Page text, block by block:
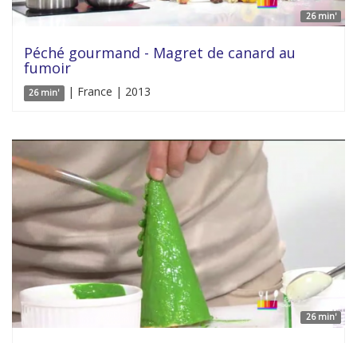
26 min'
Péché gourmand - Magret de canard au
fumoir
26 min' | France | 2013
26 min'